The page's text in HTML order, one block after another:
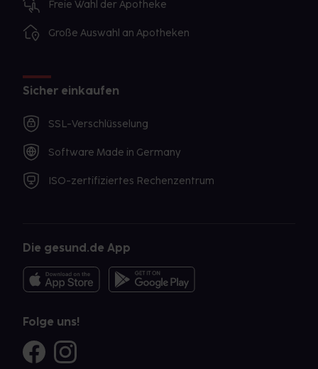
Freie Wahl der Apotheke
Große Auswahl an Apotheken
Sicher einkaufen
SSL-Verschlüsselung
Software Made in Germany
ISO-zertifiziertes Rechenzentrum
Die gesund.de App
Folge uns!